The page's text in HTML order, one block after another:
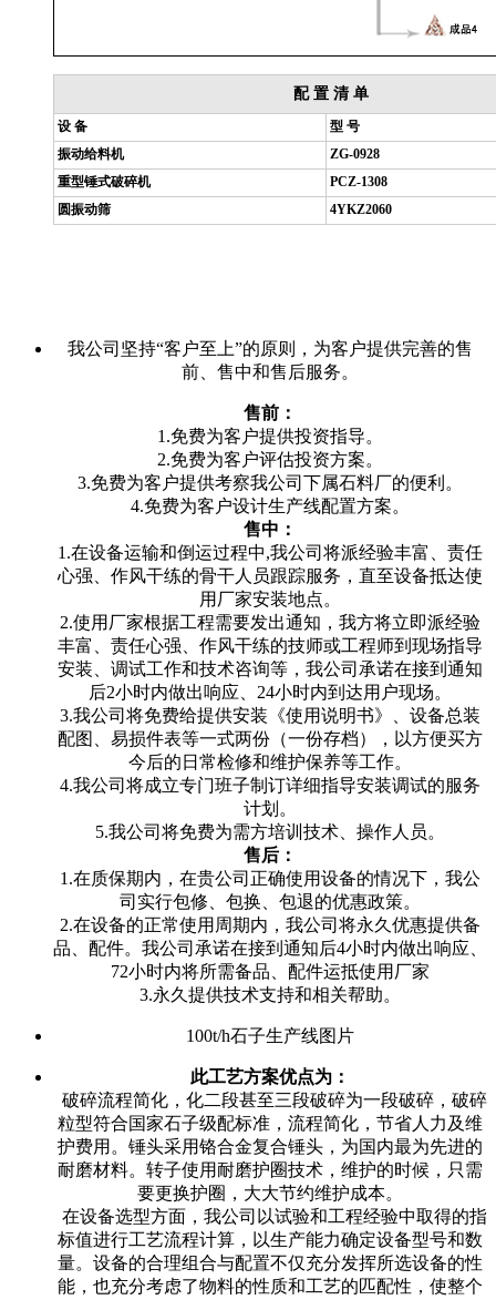
配 置 清 单
设 备
型 号
振动给料机
ZG-0928
重型锤式破碎机
PCZ-1308
圆振动筛
4YKZ2060
我公司坚持“客户至上”的原则，为客户提供完善的售
前、售中和售后服务。
售前：
1.免费为客户提供投资指导。
2.免费为客户评估投资方案。
3.免费为客户提供考察我公司下属石料厂的便利。
4.免费为客户设计生产线配置方案。
售中：
1.在设备运输和倒运过程中,我公司将派经验丰富、责任
心强、作风干练的骨干人员跟踪服务，直至设备抵达使
用厂家安装地点。
2.使用厂家根据工程需要发出通知，我方将立即派经验
丰富、责任心强、作风干练的技师或工程师到现场指导
安装、调试工作和技术咨询等，我公司承诺在接到通知
后2小时内做出响应、24小时内到达用户现场。
3.我公司将免费给提供安装《使用说明书》、设备总装
配图、易损件表等一式两份（一份存档），以方便买方
今后的日常检修和维护保养等工作。
4.我公司将成立专门班子制订详细指导安装调试的服务
计划。
5.我公司将免费为需方培训技术、操作人员。
售后：
1.在质保期内，在贵公司正确使用设备的情况下，我公
司实行包修、包换、包退的优惠政策。
2.在设备的正常使用周期内，我公司将永久优惠提供备
品、配件。我公司承诺在接到通知后4小时内做出响应、
72小时内将所需备品、配件运抵使用厂家
3.永久提供技术支持和相关帮助。
100t/h石子生产线图片
此工艺方案优点为：
破碎流程简化，化二段甚至三段破碎为一段破碎，破碎
粒型符合国家石子级配标准，流程简化，节省人力及维
护费用。锤头采用铬合金复合锤头，为国内最为先进的
耐磨材料。转子使用耐磨护圈技术，维护的时候，只需
要更换护圈，大大节约维护成本。
在设备选型方面，我公司以试验和工程经验中取得的指
标值进行工艺流程计算，以生产能力确定设备型号和数
量。设备的合理组合与配置不仅充分发挥所选设备的性
能，也充分考虑了物料的性质和工艺的匹配性，使整个